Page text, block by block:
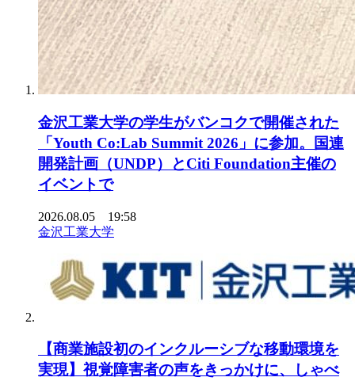
金沢工業大学の学生がバンコクで開催された
「Youth Co:Lab Summit 2026」に参加。国連
開発計画（UNDP）とCiti Foundation主催の
イベントで
2026.08.05 19:58
金沢工業大学
【商業施設初のインクルーシブな移動環境を
実現】視覚障害者の声をきっかけに、しゃべ